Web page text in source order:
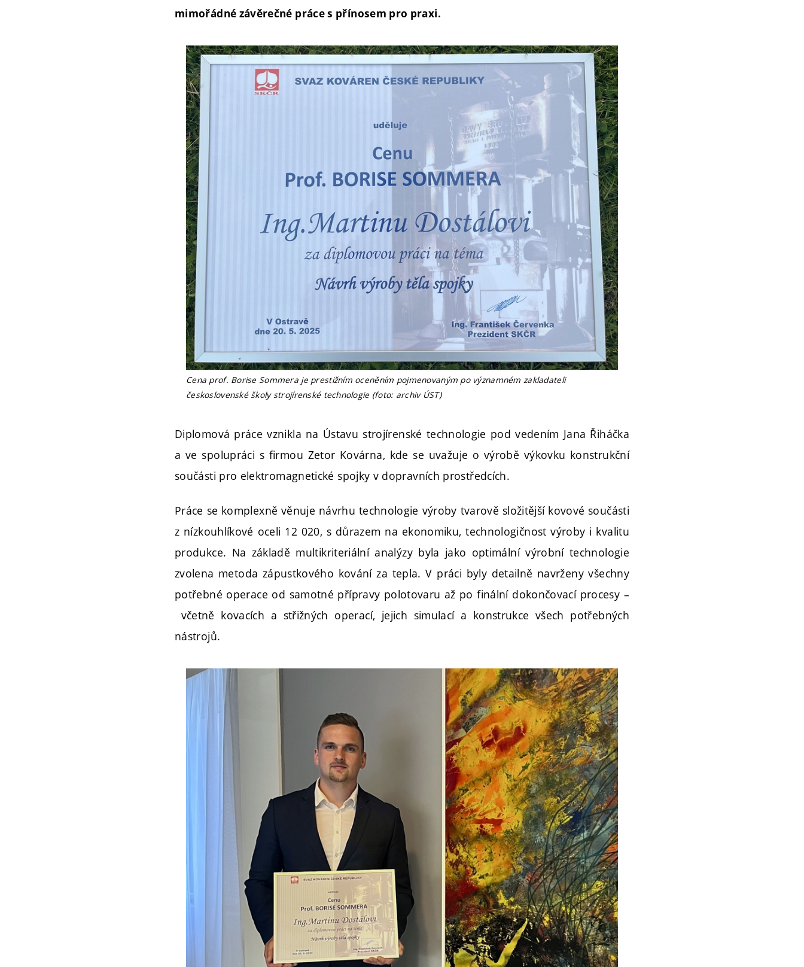
mimořádné závěrečné práce s přínosem pro praxi.
Cena prof. Borise Sommera je prestižním oceněním pojmenovaným po významném zakladateli
československé školy strojírenské technologie (foto: archiv ÚST)
Diplomová práce vznikla na Ústavu strojírenské technologie pod vedením Jana Řiháčka
a ve spolupráci s firmou Zetor Kovárna, kde se uvažuje o výrobě výkovku konstrukční
součásti pro elektromagnetické spojky v dopravních prostředcích.
Práce se komplexně věnuje návrhu technologie výroby tvarově složitější kovové součásti
z nízkouhlíkové oceli 12 020, s důrazem na ekonomiku, technologičnost výroby i kvalitu
produkce. Na základě multikriteriální analýzy byla jako optimální výrobní technologie
zvolena metoda zápustkového kování za tepla. V práci byly detailně navrženy všechny
potřebné operace od samotné přípravy polotovaru až po finální dokončovací procesy –
včetně kovacích a střižných operací, jejich simulací a konstrukce všech potřebných
nástrojů.